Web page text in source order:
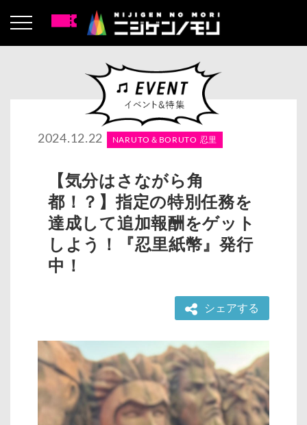
2024.12.22 NARUTO＆BORUTO 忍里
【気分はさながら角
都！？】指定の特別任務を
達成して追加報酬をゲット
しよう！『忍里紙幣』発行
中！
シェアする